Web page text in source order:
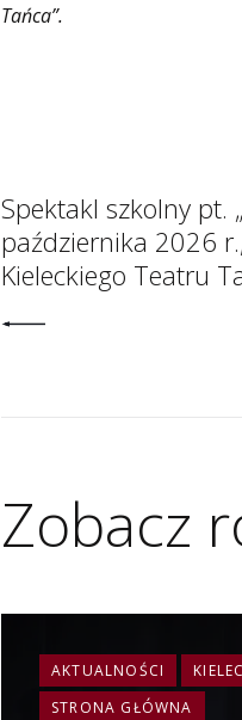
Tańca”.
Spektakl szkolny pt.
października 2026
Kieleckiego Teatru
Zobacz
AKTUALNOŚCI
STRONA GŁÓWNA